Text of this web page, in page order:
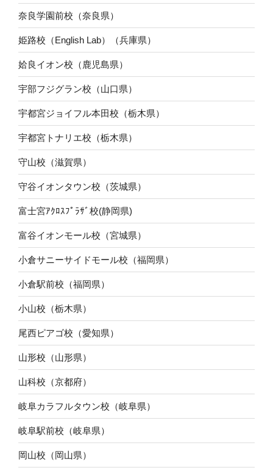
奈良学園前校（奈良県）
姫路校（English Lab）（兵庫県）
姶良イオン校（鹿児島県）
宇部フジグラン校（山口県）
宇都宮ジョイフル本田校（栃木県）
宇都宮トナリエ校（栃木県）
守山校（滋賀県）
守谷イオンタウン校（茨城県）
富士宮ｱｸﾛｽﾌﾟﾗｻﾞ校(静岡県)
富谷イオンモール校（宮城県）
小倉サニーサイドモール校（福岡県）
小倉駅前校（福岡県）
小山校（栃木県）
尾西ピアゴ校（愛知県）
山形校（山形県）
山科校（京都府）
岐阜カラフルタウン校（岐阜県）
岐阜駅前校（岐阜県）
岡山校（岡山県）